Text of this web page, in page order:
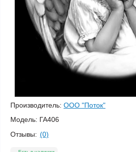
Производитель: ООО "Поток"
Модель: ГА406
Отзывы: (0)